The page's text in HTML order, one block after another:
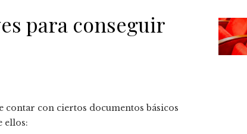
para conseguir
con ciertos documentos básicos
ellos: